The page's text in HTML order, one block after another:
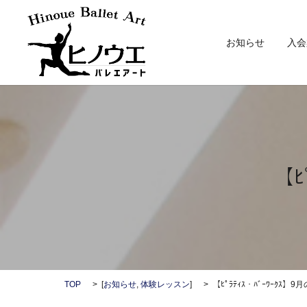
お知らせ 入
TOP [お知らせ, 体験レッスン] 【ﾋﾟﾗﾃｨｽ・ﾊﾞｰﾜｰｸｽ】9